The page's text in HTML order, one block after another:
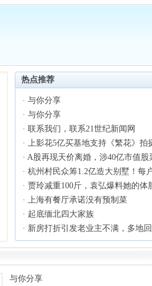
热点推荐
· 与你分享
· 与你分享
· 联系我们，联系21世纪新闻网
· 上影花5亿买基地支持《繁花》拍
· A股再现天价离婚，涉40亿市值
· 杭州村民众筹1.2亿造大别墅！每
有
· 贾玲减重100斤，袁弘爆料她的
· 上海有餐厅承诺没有预制菜
· 起底缅北四大家族
· 新房打折引发老业主不满，多地
情况
与你分享